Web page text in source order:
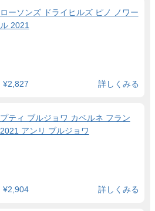
ローソンズ ドライヒルズ ピノ ノワー
ル 2021
¥2,827 詳しくみる
プティ ブルジョワ カベルネ フラン
2021 アンリ ブルジョワ
¥2,904 詳しくみる